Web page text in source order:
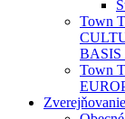
Town
BASIS
Town
Zverejňovanie